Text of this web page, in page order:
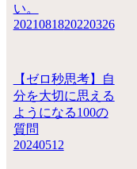
い。
2021081820220326
【ゼロ秒思考】自
分を大切に思える
ようになる100の
質問
20240512